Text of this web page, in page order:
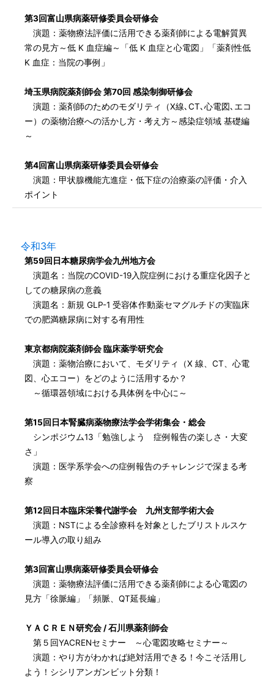
第3回富山県病薬研修委員会研修会
演題：薬物療法評価に活用できる薬剤師による電解質異
常の見方～低 K 血症編～「低 K 血症と心電図」「薬剤性低
K 血症：当院の事例」
埼玉県病院薬剤師会 第70回 感染制御研修会
演題：薬剤師のためのモダリティ（X線､CT､心電図､エコ
ー）の薬物治療への活かし方・考え方～感染症領域 基礎編
～
第4回富山県病薬研修委員会研修会
演題：甲状腺機能亢進症・低下症の治療薬の評価・介入
ポイント
令和3年
第59回日本糖尿病学会九州地方会
演題名：当院のCOVID-19入院症例における重症化因子と
しての糖尿病の意義
演題名：新規 GLP-1 受容体作動薬セマグルチドの実臨床
での肥満糖尿病に対する有用性
東京都病院薬剤師会 臨床薬学研究会
演題：薬物治療において、モダリティ（X 線、CT、心電
図、心エコー）をどのように活用するか？
～循環器領域における具体例を中心に～
第15回日本腎臓病薬物療法学会学術集会・総会
シンポジウム13「勉強しよう 症例報告の楽しさ・大変
さ」
演題：医学系学会への症例報告のチャレンジで深まる考
察
第12回日本臨床栄養代謝学会 九州支部学術大会
演題：NSTによる全診療科を対象としたブリストルスケ
ール導入の取り組み
第3回富山県病薬研修委員会研修会
演題：薬物療法評価に活用できる薬剤師による心電図の
見方「徐脈編」「頻脈、QT延長編」
ＹＡＣＲＥＮ研究会 / 石川県薬剤師会
第５回YACRENセミナー ～心電図攻略セミナー～
演題：やり方がわかれば絶対活用できる！今こそ活用し
よう！シシリアンガンビット分類！